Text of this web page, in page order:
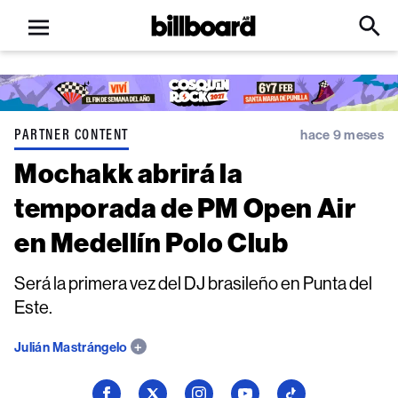
Open
menu
Billboard
Click
Input
PARTNER CONTENT hace 9 meses
Mochakk abrirá la
temporada de PM Open Air
en Medellín Polo Club
Será la primera vez del DJ brasileño en Punta del
Este.
Julián Mastrángelo